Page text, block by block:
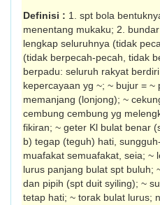
Definisi : 1. spt bola
menentang mukaku; 2.
lengkap seluruhnya (tidak
(tidak berpecah-pecah, tidak
berpadu: seluruh rakyat
kepercayaan yg ~; ~ bujur = ~
memanjang (lonjong); ~
cembung cembung yg
fikiran; ~ geter Kl bulat benar
b) tegap (teguh) hati,
muafakat semuafakat, seia; ~
lurus panjang bulat spt buluh;
dan pipih (spt duit syiling); ~
tetap hati; ~ torak bulat lurus;